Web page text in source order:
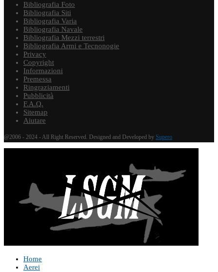
Bibliografia Foto
Bibliografia Siti
Bibliografia Varia
Bibliografia Navale
Bibliografia Mezzi terrestri
Bibliografia Armi e Tecnonogie
Privacy
Copyright
Informazioni
Premessa
Ringraziamenti
Pubblicità
F.A.Q.
Sitemap
Aiutare
@2006 - 2024 - All Right Reserved. Designed and Developed by Supero
Home
Aerei